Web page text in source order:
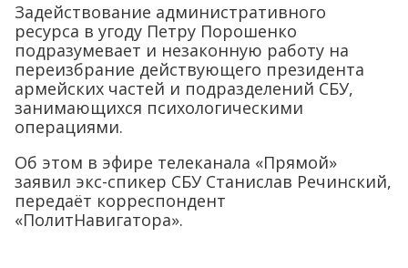
Задействование административного
ресурса в угоду Петру Порошенко
подразумевает и незаконную работу на
переизбрание действующего президента
армейских частей и подразделений СБУ,
занимающихся психологическими
операциями.
Об этом в эфире телеканала «Прямой»
заявил экс-спикер СБУ Станислав Речинский,
передаёт корреспондент
«ПолитНавигатора».